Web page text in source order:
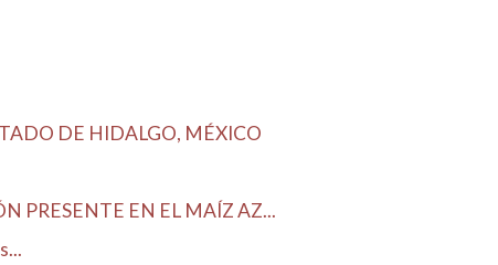
DE HIDALGO, MÉXICO
PRESENTE EN EL MAÍZ AZ...